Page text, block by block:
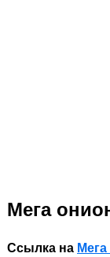
Мега
Ссылка на